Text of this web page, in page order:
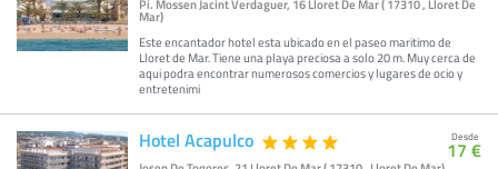
Pi. Mossen Jacint Verdaguer, 16 Lloret De Mar ( 17310 , Lloret De
Mar)
Este encantador hotel esta ubicado en el paseo maritimo de
Lloret de Mar. Tiene una playa preciosa a solo 20 m. Muy cerca de
aqui podra encontrar numerosos comercios y lugares de ocio y
entretenimi
Hotel Acapulco Desde
17 €